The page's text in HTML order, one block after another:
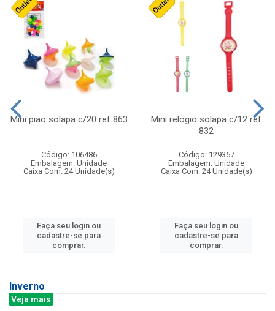
Mini piao solapa c/20 ref 863
Código: 106486
Embalagem: Unidade
Caixa Com: 24 Unidade(s)
Faça seu login ou
cadastre-se para
comprar.
Mini relogio solapa c/12 ref
832
Código: 129357
Embalagem: Unidade
Caixa Com: 24 Unidade(s)
Faça seu login ou
cadastre-se para
comprar.
Inverno
Veja mais